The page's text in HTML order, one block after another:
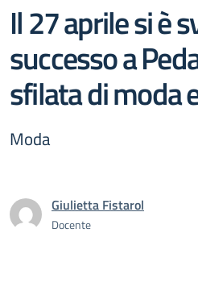
Il 27 aprile si è
successo a
sfilata di moda
Moda
Giulietta Fistarol
Docente